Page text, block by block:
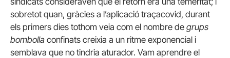
sobretot quan, gràcies a l’aplicació traçacovid, durant
els primers dies tothom veia com el nombre de grups
bombolla confinats creixia a un ritme exponencial i
semblava que no tindria aturador. Vam aprendre el